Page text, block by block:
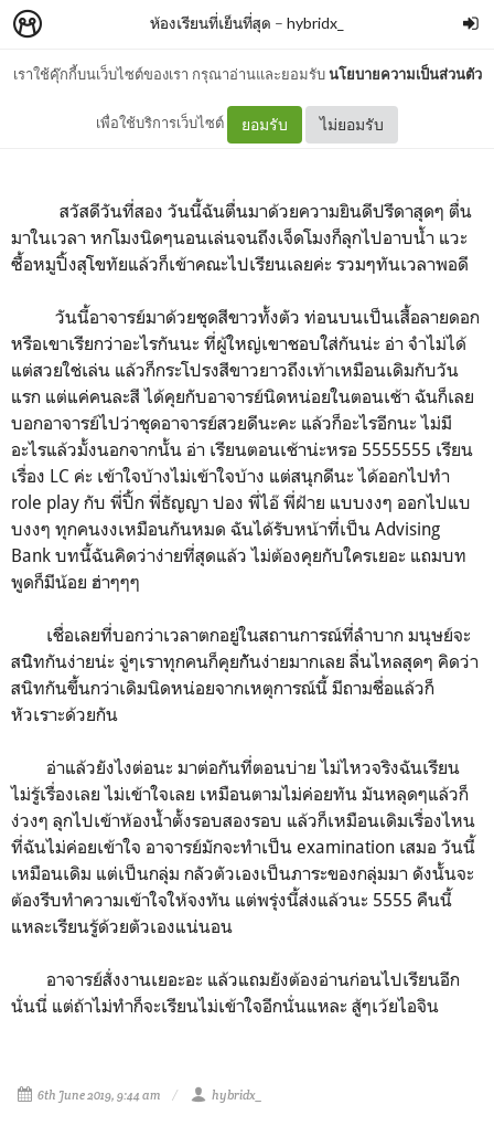
เราใช้คุ๊กกี้บนเว็บไซต์ของเรา กรุณาอ่านและยอมรับนโยบายความเป็นส่วนตัว
เพื่อใช้บริการเว็บไซต์ ยอมรับ ไม่ยอมรับ
ห้องเรียนที่เย็นที่สุด – hybridx_
วันที่สอง
สวัสดีวันที่สอง วันนี้ฉันตื่นมาด้วยความยินดีปรีดาสุดๆ ตื่น
มาในเวลา หกโมงนิดๆนอนเล่นจนถึงเจ็ดโมงก็ลุกไปอาบน้ำ แวะ
ซื้อหมูปิ้งสุโขทัยแล้วก็เข้าคณะไปเรียนเลยค่ะ รวมๆทันเวลาพอดี
วันนี้อาจารย์มาด้วยชุดสีขาวทั้งตัว ท่อนบนเป็นเสื้อลายดอก
หรือเขาเรียกว่าอะไรกันนะ ที่ผู้ใหญ่เขาชอบใส่กันน่ะ อ่า จำไม่ได้
แต่สวยใช่เล่น แล้วก็กระโปรงสีขาวยาวถึงเท้าเหมือนเดิมกับวัน
แรก แต่แค่คนละสี ได้คุยกับอาจารย์นิดหน่อยในตอนเช้า ฉันก็เลย
บอกอาจารย์ไปว่าชุดอาจารย์สวยดีนะคะ แล้วก็อะไรอีกนะ ไม่มี
อะไรแล้วมั้งนอกจากนั้น อ่า เรียนตอนเช้าน่ะหรอ 5555555 เรียน
เรื่อง LC ค่ะ เข้าใจบ้างไม่เข้าใจบ้าง แต่สนุกดีนะ ได้ออกไปทำ
role play กับ พี่ปิ้ก พี่ธัญญา ปอง พี่ไอ๊ พี่ฝ้าย แบบงงๆ ออกไปแบ
บงงๆ ทุกคนงงเหมือนกันหมด ฉันได้รับหน้าที่เป็น Advising
Bank บทนี้ฉันคิดว่าง่ายที่สุดแล้ว ไม่ต้องคุยกับใครเยอะ แถมบท
พูดก็มีน้อย ฮ่าๆๆๆ
เชื่อเลยที่บอกว่าเวลาตกอยู่ในสถานการณ์ที่ลำบาก มนุษย์จะ
สนิิทกันง่ายน่ะ จู่ๆเราทุกคนก็คุยกัันง่ายมากเลย ลื่นไหลสุดๆ คิดว่า
สนิทกันขึ้นกว่าเดิมนิดหน่อยจากเหตุการณ์นี้ มีถามชื่อแล้วก็
หัวเราะด้วยกัน
อ่าแล้วยังไงต่อนะ มาต่อกันที่ตอนบ่าย ไม่ไหวจริงฉันเรียน
ไม่รู้เรื่องเลย ไม่เข้าใจเลย เหมือนตามไม่ค่อยทัน มันหลุดๆแล้วก็
ง่วงๆ ลุกไปเข้าห้องน้ำตั้งรอบสองรอบ แล้วก็เหมือนเดิมเรื่องไหน
ที่ฉันไม่ค่อยเข้าใจ อาจารย์มักจะทำเป็น examination เสมอ วันนี้
เหมือนเดิม แต่เป็นกลุ่ม กลัวตัวเองเป็นภาระของกลุ่มมา ดังนั้นจะ
ต้องรีบทำความเข้าใจให้จงทัน แต่พรุ่งนี้ส่งแล้วนะ 5555 คืนนี้
แหละเรียนรู้ด้วยตัวเองแน่นอน
อาจารย์สั่งงานเยอะอะ แล้วแถมยังต้องอ่านก่อนไปเรียนอีก
นั่นนี่ แต่ถ้าไม่ทำก็จะเรียนไม่เข้าใจอีกนั่นแหละ สู้ๆเว้ยไอจิน
6th June 2019, 9:44 am hybridx_